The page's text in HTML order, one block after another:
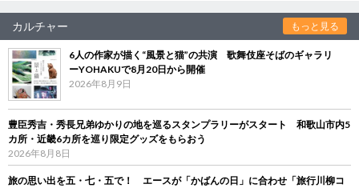
カルチャー もっと見る
6人の作家が描く“風景と猫”の共演 歌舞伎座そばのギャラリ
ーYOHAKUで8月20日から開催
2026年8月9日
豊臣秀吉・秀長兄弟ゆかりの地を巡るスタンプラリーがスタート 和歌山市内5
カ所・近畿6カ所を巡り限定グッズをもらおう
2026年8月8日
旅の思い出を五・七・五で！ エースが「かばんの日」に合わせ「旅行川柳コ